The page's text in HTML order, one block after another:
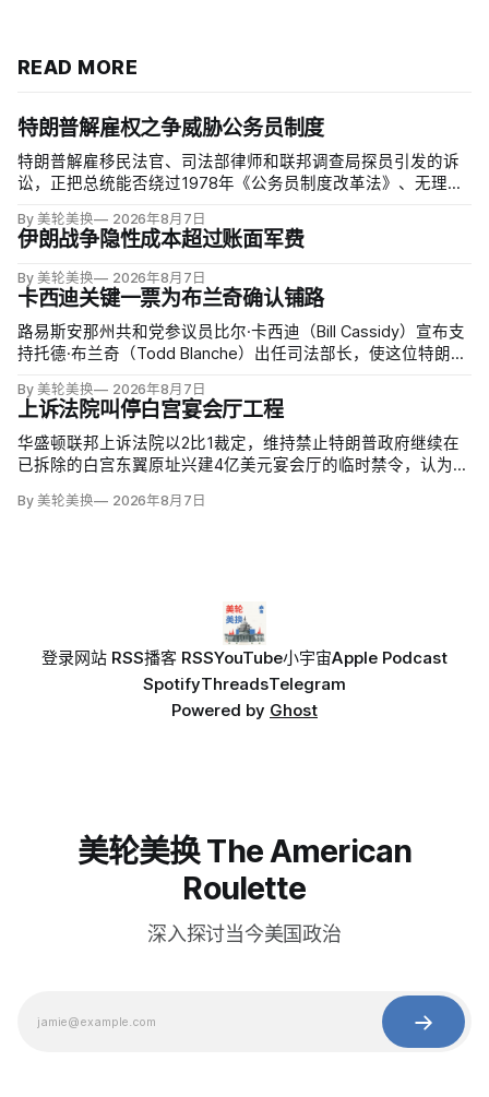
READ MORE
特朗普解雇权之争威胁公务员制度
特朗普解雇移民法官、司法部律师和联邦调查局探员引发的诉
讼，正把总统能否绕过1978年《公务员制度改革法》、无理由
天将全院审理两名前移民法官梅根·杰克勒（Megan Jackler）
和布兰登·贾罗赫（Brandon Jaroc…
By 美轮美换 2026年8月7日
伊朗战争隐性成本超过账面军费
By 美轮美换 2026年8月7日
卡西迪关键一票为布兰奇确认铺路
路易斯安那州共和党参议员比尔·卡西迪（Bill Cassidy）宣布支
持托德·布兰奇（Todd Blanche）出任司法部长，使这位特朗普
By 美轮美换 2026年8月7日
上诉法院叫停白宫宴会厅工程
华盛顿联邦上诉法院以2比1裁定，维持禁止特朗普政府继续在
已拆除的白宫东翼原址兴建4亿美元宴会厅的临时禁令，认为该
保护信托去年起诉称，政府未获国会许可便拆除东翼并开建约9
By 美轮美换 2026年8月7日
登录网站 RSS播客 RSSYouTube小宇宙Apple Podcast
SpotifyThreadsTelegram
Powered by Ghost
美轮美换 The American
Roulette
深入探讨当今美国政治